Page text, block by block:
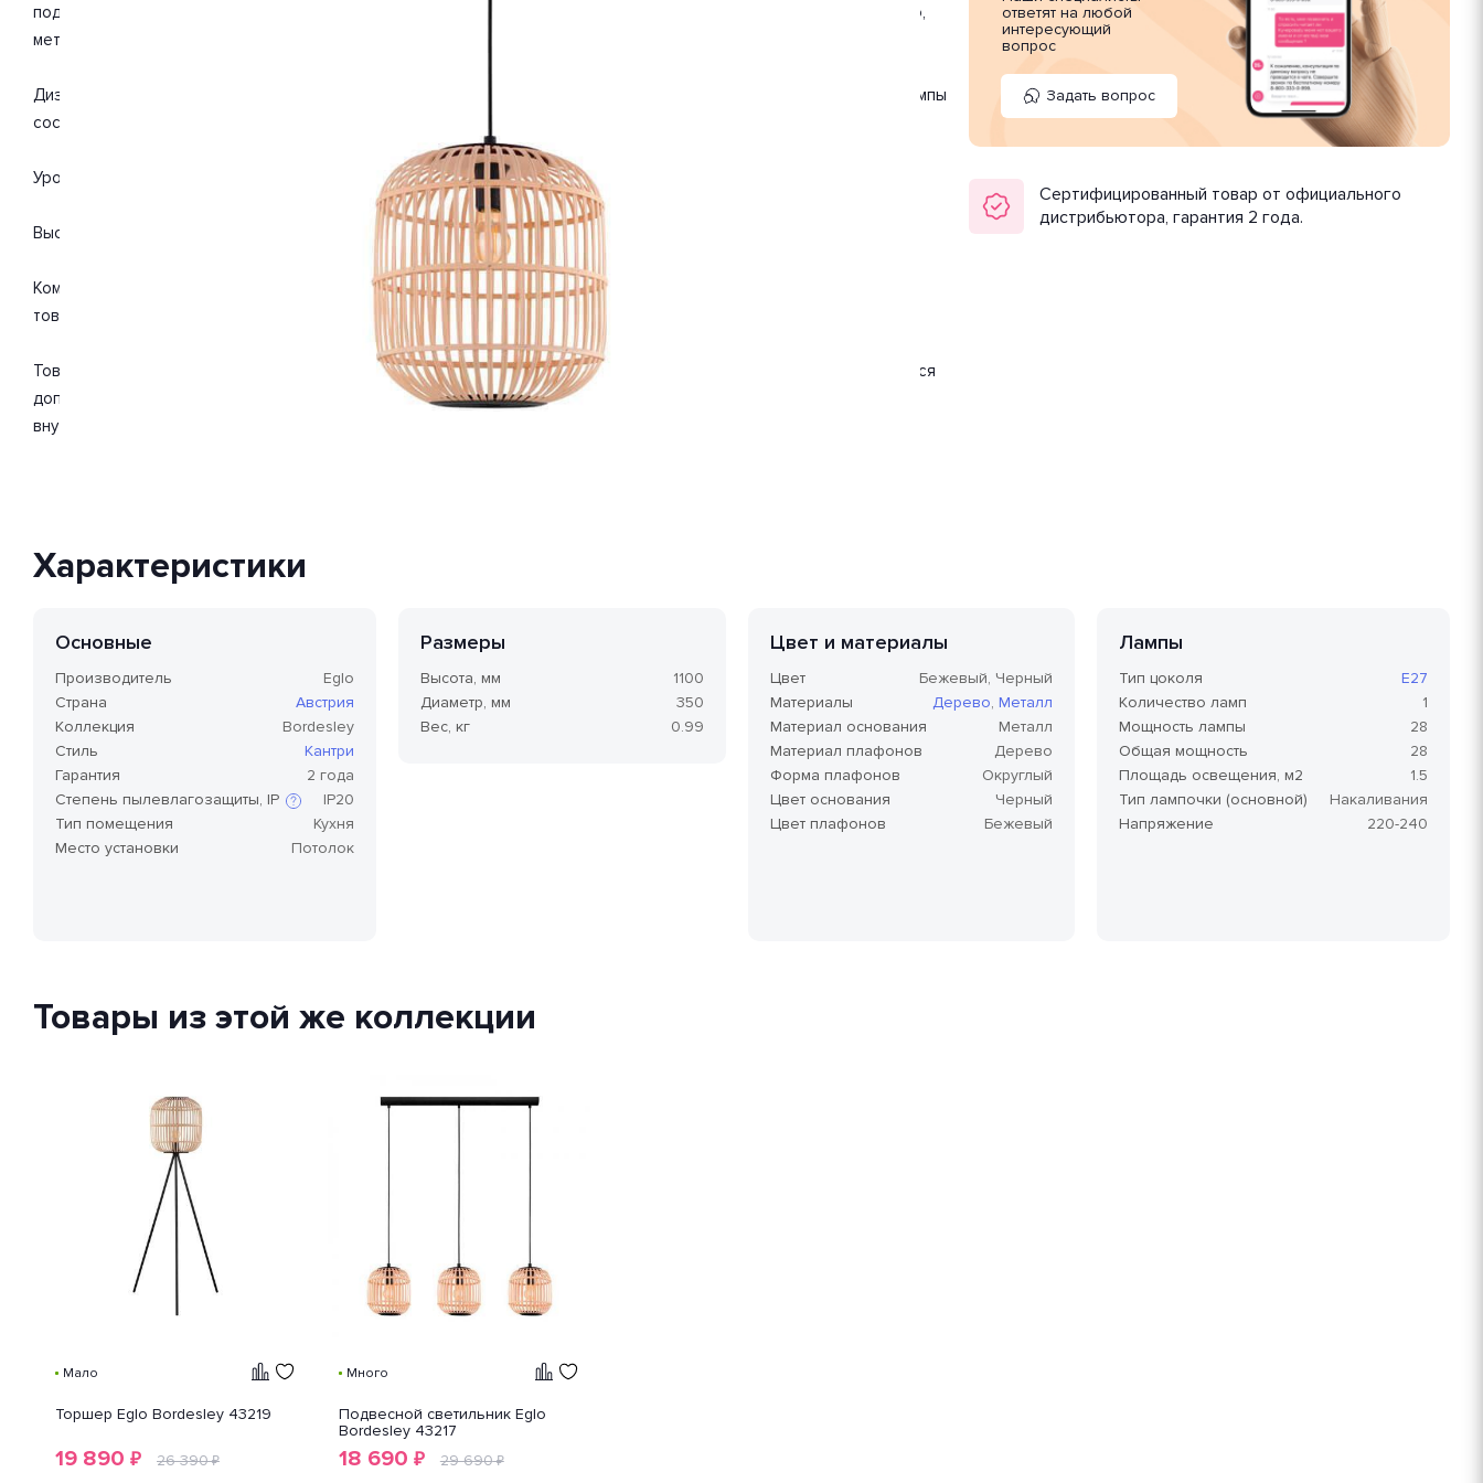
подойдет для такого типа помещений, как кухня. Цвет товара бежевый, черный. Используемые материалы: дерево,
металл. С учетом технических характеристик мощности хватит для освещения 1.5 м2.
Дизайн и форма плафона округлый. Цоколь E27. Вид ламп: накаливания. Количество ламп 1 шт. Мощность одной лампы
составляет 28 Вт. Общая мощность 28 Вт. Напряжение 220-240 Вольт.
Уровень защищенности от влаги и пыли IP20. Расширенная гарантия на товар 2 года.
Высота 1100 мм. Диаметр 350 мм. Вес товара 0.99 кг.
Комплектация: Подвесной светильник. Инструкция по сборке/использованию. Детали, необходимые для сборки
товара.
Товар упакован в картонную коробку. В случае доставки транспортными службами или маркетплейсом добавляются
дополнительные элементы упаковки для защиты от повреждений при транспортировке - усиление картоном,
внутренний наполнитель, стрейч-пленка.
ответят на любой
интересующий
вопрос
Задать вопрос
Сертифицированный товар от официального
дистрибьютора, гарантия 2 года.
Характеристики
Основные
Производитель
Eglo
Страна
Австрия
Коллекция
Bordesley
Стиль
Кантри
Гарантия
2 года
Степень пылевлагозащиты, IP
защиты внешней оболочки
устройства от попадания внутрь
IP20
Тип помещения
Кухня
Место установки
Потолок
Размеры
Высота, мм
1100
Диаметр, мм
350
Вес, кг
0.99
Цвет и материалы
Цвет
Бежевый, Черный
Материалы
Дерево, Металл
Материал основания
Металл
Материал плафонов
Дерево
Форма плафонов
Округлый
Цвет основания
Черный
Цвет плафонов
Бежевый
Лампы
Тип цоколя
E27
Количество ламп
1
Мощность лампы
28
Общая мощность
28
Площадь освещения, м2
1.5
Тип лампочки (основной)
Накаливания
Напряжение
220-240
Товары из этой же коллекции
Мало
Торшер Eglo Bordesley 43219
19 890 ₽ 26 390₽
Много
Подвесной светильник Eglo
Bordesley 43217
18 690 ₽ 29 690₽